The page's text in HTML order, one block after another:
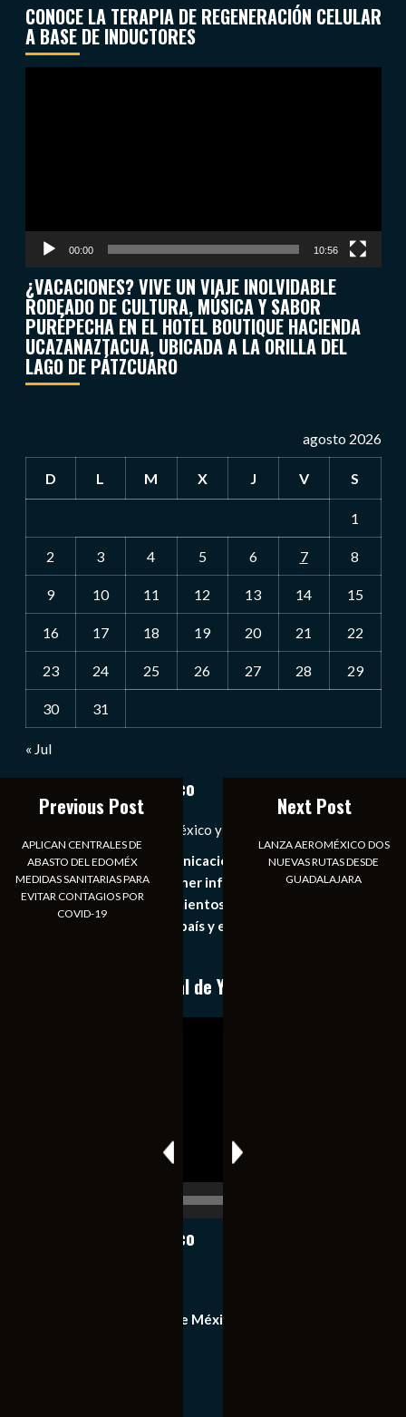
CONOCE LA TERAPIA DE REGENERACIÓN CELULAR
A BASE DE INDUCTORES
00:00 10:56
¿VACACIONES? VIVE UN VIAJE INOLVIDABLE
RODEADO DE CULTURA, MÚSICA Y SABOR
PURÉPECHA EN EL HOTEL BOUTIQUE HACIENDA
UCAZANAZTACUA, UBICADA A LA ORILLA DEL
LAGO DE PÁTZCUARO
agosto 2026
D L M X J V S
1
2 3 4 5 6 7 8
9 10 11 12 13 14 15
16 17 18 19 20 21 22
23 24 25 26 27 28 29
30 31
« Jul
Notiexpress de México
Las Noticias Diarias de México y el Mundo a Tu Alcance
Somos un medio de comunicación digital que tiene como
principal objetivo mantener informado al publico en
general de los acontecimientos mas recientes e
importantes de nuestro país y el mundo de forma eficaz,
Conoce nuestro canal de YouTube
Notiexpress de México
Equipo de Notiexpress de México
Previous Post
APLICAN CENTRALES DE
ABASTO DEL EDOMÉX
MEDIDAS SANITARIAS PARA
EVITAR CONTAGIOS POR
COVID-19
Next Post
LANZA AEROMÉXICO DOS
NUEVAS RUTAS DESDE
GUADALAJARA